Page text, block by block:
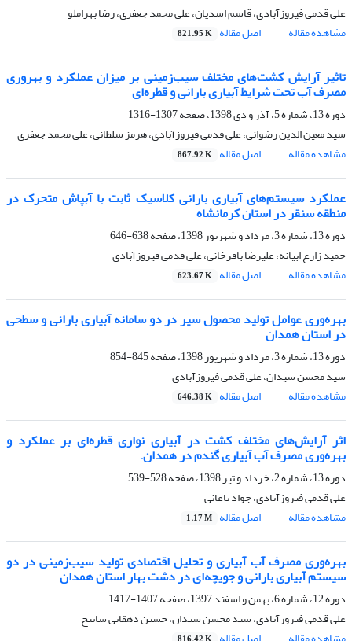
علی قدمی فیروزآبادی، قاسم اسدیان، علی محمد جعفری، رضا بهراملو
مشاهده مقاله
اصل مقاله 821.95 K
تاثیر آرایش کشت‌های مختلف سیب‌زمینی بر میزان عملکرد و بهر‌وری
مصرف آب تحت شرایط آبیاری بارانی و قطره‌ای
دوره 13، شماره 5، آذر و دی 1398، صفحه
1307-1316
سید معین الدین رضوانی، علی قدمی فیروزآبادی، هرمز سلطانی، علی محمد جعفری
مشاهده مقاله
اصل مقاله 867.92 K
عملکرد سیستم‌های آبیاری بارانی کلاسیک ثابت با آبپاش متحرک در
منطقه سنقر در استان کرمانشاه
دوره 13، شماره 3، مرداد و شهریور 1398، صفحه
638-646
حمید زارع ابیانه، علیرضا باقرخانی، علی قدمی فیروزآبادی
مشاهده مقاله
اصل مقاله 623.67 K
بهره‌وری عوامل تولید محصول سیر در دو سامانه آبیاری بارانی و سطحی
در استان همدان
دوره 13، شماره 3، مرداد و شهریور 1398، صفحه
845-854
سید محسن سیدان، علی قدمی فیروزآبادی
مشاهده مقاله
اصل مقاله 646.38 K
اثر آرایش‌های مختلف کشت در آبیاری نواری قطره‌ای بر عملکرد و
بهره‌وری مصرف آب آبیاری گندم در همدان.
دوره 13، شماره 2، خرداد و تیر 1398، صفحه
528-539
علی قدمی فیروزآبادی، جواد باغانی
مشاهده مقاله
اصل مقاله 1.17 M
بهره‌وری مصرف آب آبیاری و تحلیل اقتصادی تولید سیب‌زمینی در دو
سیستم آبیاری بارانی و جویچه‌ای در دشت بهار استان همدان
دوره 12، شماره 6، بهمن و اسفند 1397، صفحه
1407-1417
علی قدمی فیروزآبادی، سید محسن سیدان، حسین دهقانی سانیج